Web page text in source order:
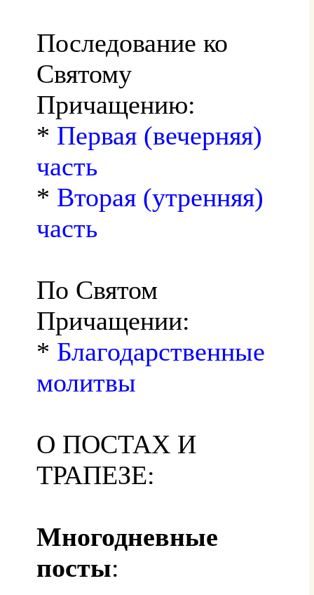
Последование ко
Святому
Причащению:
* Первая (вечерняя)
часть
* Вторая (утренняя)
часть
По Святом
Причащении:
* Благодарственные
молитвы
О ПОСТАХ И
ТРАПЕЗЕ:
Многодневные
посты: